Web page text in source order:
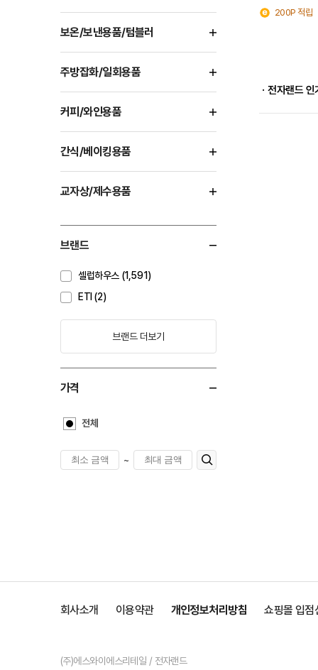
보온/보낸용품/텀블러
주방잡화/일회용품
커피/와인용품
간식/베이킹용품
교자상/제수용품
브랜드
셀럽하우스 (1,591)
ETI (2)
브랜드 더보기
가격
전체
~
200P 적립
ㆍ전자랜드 인
회사소개 이용약관 개인정보처리방침 쇼핑몰 입점
(주)에스와이에스리테일 / 전자랜드